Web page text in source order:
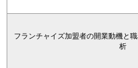
フランチャイズ加盟者の開業動機と
析